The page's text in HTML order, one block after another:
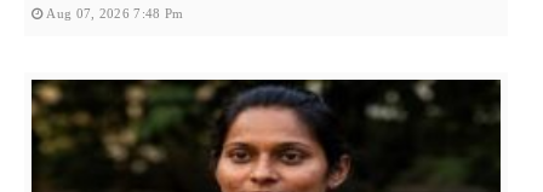
Aug 07, 2026 7:48 Pm